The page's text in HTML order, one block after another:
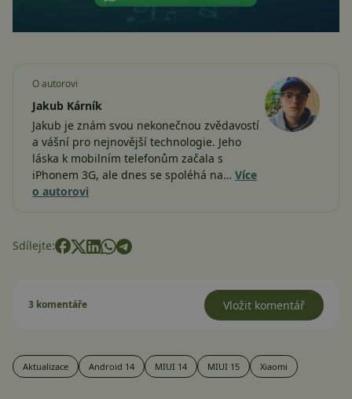
O autorovi
Jakub Kárník
Jakub je znám svou nekonečnou zvědavostí
a vášní pro nejnovější technologie. Jeho
láska k mobilním telefonům začala s
iPhonem 3G, ale dnes se spoléhá na… Více
o autorovi
Sdílejte:
3 komentáře Vložit komentář
Aktualizace Android 14 MIUI 14 MIUI 15 Xiaomi